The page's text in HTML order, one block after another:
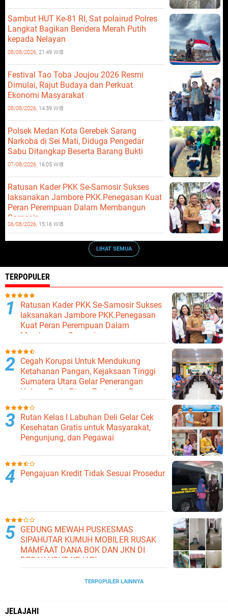
Sambut HUT Ke-81 RI, Sat polairud Polres
Langkat Bagikan Bendera Merah Putih
kepada Nelayan
08/08/2026, 21:49 WIB
Festival Tao Toba Joujou 2026 Resmi
Dimulai, Rajut Budaya dan Perkuat
Ekonomi Masyarakat
08/08/2026, 14:39 WIB
Polsek Medan Kota Gerebek Sarang
Narkoba di Sei Mati, Diduga Pengedar
Sabu Ditangkap Beserta Barang Bukti
07/08/2026, 16:05 WIB
Ratusan Kader PKK Se-Samosir Sukses
laksanakan Jambore PKK.Penegasan Kuat
Peran Perempuan Dalam Membangun
Samosir.
06/08/2026, 15:16 WIB
LIHAT SEMUA
TERPOPULER
Ratusan Kader PKK Se-Samosir Sukses
laksanakan Jambore PKK.Penegasan
Kuat Peran Perempuan Dalam
Membangun Samosir.
Cegah Korupsi Untuk Mendukung
Ketahanan Pangan, Kejaksaan Tinggi
Sumatera Utara Gelar Penerangan
Hukum Pada Dinas Pertanian Dan
Ketahanan Pangan
Rutan Kelas I Labuhan Deli Gelar Cek
Kesehatan Gratis untuk Masyarakat,
Pengunjung, dan Pegawai
Pengajuan Kredit Tidak Sesuai Prosedur
GEDUNG MEWAH PUSKESMAS
SIPAHUTAR KUMUH MOBILER RUSAK
MAMFAAT DANA BOK DAN JKN DI
DESAK USUT KEJARI
TERPOPULER LAINNYA
JELAJAHI